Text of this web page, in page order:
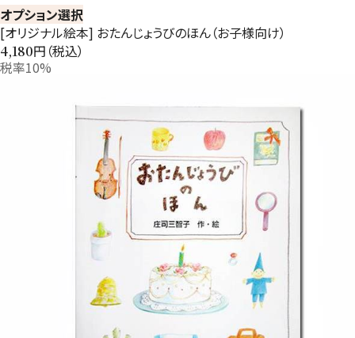
オプション選択
[オリジナル絵本] おたんじょうびのほん（お子様向け）
4,180円（税込）
税率10%